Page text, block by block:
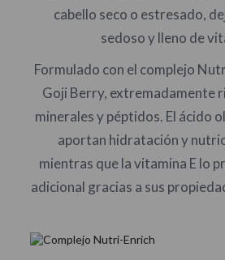
cabello seco o estresado,
sedoso y lleno de
Formulado con el complejo
Goji Berry, extremadamente
minerales y péptidos. El ácido
aportan hidratación y
mientras que la vitamina E lo
adicional gracias a sus